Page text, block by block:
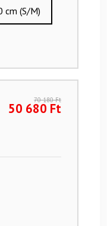
cm (S/M)
70 180Ft
50 680 Ft